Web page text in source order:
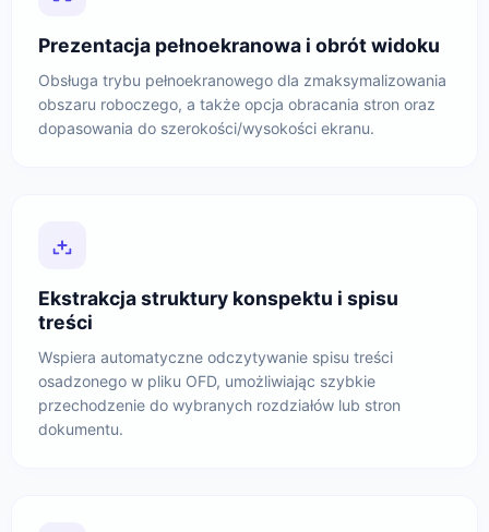
Prezentacja pełnoekranowa i obrót widoku
Obsługa trybu pełnoekranowego dla zmaksymalizowania
obszaru roboczego, a także opcja obracania stron oraz
dopasowania do szerokości/wysokości ekranu.
Ekstrakcja struktury konspektu i spisu
treści
Wspiera automatyczne odczytywanie spisu treści
osadzonego w pliku OFD, umożliwiając szybkie
przechodzenie do wybranych rozdziałów lub stron
dokumentu.